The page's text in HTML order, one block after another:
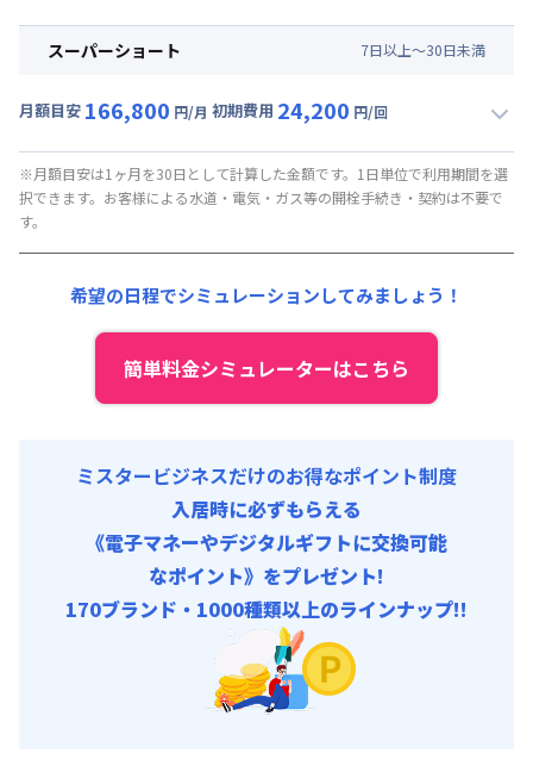
その他費用 :
初期費用
月額賃料目安(30日利用)
光熱費他 : 24,000円/月 (800円/日) (税抜)
その他費用 :
管理費: 15,000円/月 (500円/日)
初期費用
スーパーショート 7日以上～30日未満
月額目安 166,800 円/月 初期費用 24,200 円/回
月額賃料目安(30日利用)
賃料 : 114,000円/月 (3,800円/日) (税抜)
光熱費他 :
その他費用 :
15,000円/月 (500円/日)
事務手数料 : 10,000円/回 (税抜)
※月額目安は1ヶ月を30日として計算した金額です。1日単位で利用期間を選
択できます。お客様による水道・電気・ガス等の開栓手続き・契約は不要で
す。
希望の日程でシミュレーションしてみましょう！
簡単料金シミュレーターはこちら
ミスタービジネスだけのお得なポイント制度
入居時に必ずもらえる
《電子マネーやデジタルギフトに交換可能
なポイント》をプレゼント!
170ブランド・1000種類以上のラインナップ!!